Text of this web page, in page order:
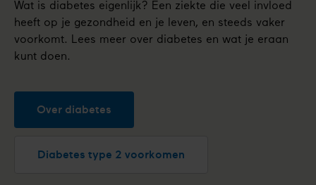
Wat is diabetes eigenlijk? Een ziekte die veel invloed
heeft op je gezondheid en je leven, en steeds vaker
voorkomt. Lees meer over diabetes en wat je eraan
kunt doen.
Over diabetes
Diabetes type 2 voorkomen